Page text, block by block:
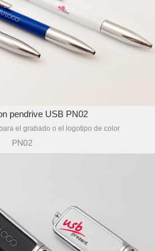
pendrive USB PN02
el grabado o el logotipo de color
PN02